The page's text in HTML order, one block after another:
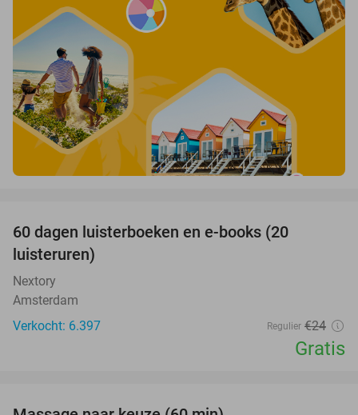
60 dagen luisterboeken en e-books (20
luisteruren)
Nextory
Amsterdam
Verkocht: 6.397
Regulier €24
Gratis